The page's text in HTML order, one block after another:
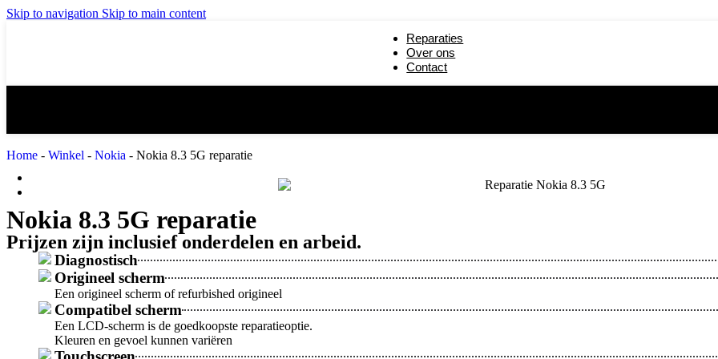
Skip to navigation Skip to main content
Reparaties
Over ons
Contact
iPad mini 3 reparatie
iPad Air 3 (2019) reparatie
Home - Winkel - Nokia - Nokia 8.3 5G reparatie
Nokia 8.3 5G reparatie
Prijzen zijn inclusief onderdelen en arbeid.
Diagnostisch
Origineel scherm
Een origineel scherm of refurbished origineel
Compatibel scherm
Een LCD-scherm is de goedkoopste reparatieoptie.
Kleuren en gevoel kunnen variëren